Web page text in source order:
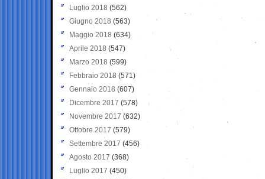
Luglio 2018 (562)
Giugno 2018 (563)
Maggio 2018 (634)
Aprile 2018 (547)
Marzo 2018 (599)
Febbraio 2018 (571)
Gennaio 2018 (607)
Dicembre 2017 (578)
Novembre 2017 (632)
Ottobre 2017 (579)
Settembre 2017 (456)
Agosto 2017 (368)
Luglio 2017 (450)